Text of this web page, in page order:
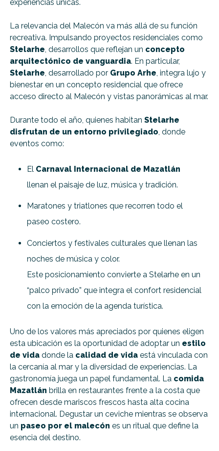
experiencias únicas.
La relevancia del Malecón va más allá de su función
recreativa. Impulsando proyectos residenciales como
Stelarhe, desarrollos que reflejan un concepto
arquitectónico de vanguardia. En particular,
Stelarhe, desarrollado por Grupo Arhe, integra lujo y
bienestar en un concepto residencial que ofrece
acceso directo al Malecón y vistas panorámicas al mar.
Durante todo el año, quienes habitan Stelarhe
disfrutan de un entorno privilegiado, donde
eventos como:
El Carnaval Internacional de Mazatlán
llenan el paisaje de luz, música y tradición.
Maratones y triatlones que recorren todo el
paseo costero.
Conciertos y festivales culturales que llenan las
noches de música y color.
Este posicionamiento convierte a Stelarhe en un
“palco privado” que integra el confort residencial
con la emoción de la agenda turística.
Uno de los valores más apreciados por quienes eligen
esta ubicación es la oportunidad de adoptar un estilo
de vida donde la calidad de vida está vinculada con
la cercanía al mar y la diversidad de experiencias. La
gastronomía juega un papel fundamental. La comida
Mazatlán brilla en restaurantes frente a la costa que
ofrecen desde mariscos frescos hasta alta cocina
internacional. Degustar un ceviche mientras se observa
un paseo por el malecón es un ritual que define la
esencia del destino.